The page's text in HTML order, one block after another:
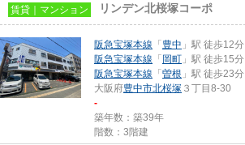
賃貸｜マンション リンデン北桜塚コーポ
阪急宝塚本線 「 豊中 」駅 徒歩12分
阪急宝塚本線 「 岡町 」駅 徒歩15分
阪急宝塚本線 「 曽根 」駅 徒歩23分
大阪府豊中市北桜塚 ３丁目8-30
-
築年数：築39年
階数：3階建